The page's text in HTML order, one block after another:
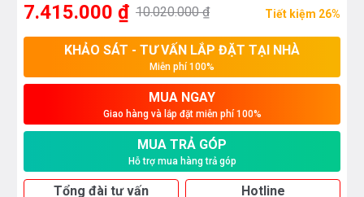
7.415.000 ₫ 10.020.000 ₫ Tiết kiệm 26%
KHẢO SÁT - TƯ VẤN LẮP ĐẶT TẠI NHÀ
Miễn phí 100%
MUA NGAY
Giao hàng và lắp đặt miễn phí 100%
MUA TRẢ GÓP
Hỗ trợ mua hàng trả góp
Tổng đài tư vấn Hotline